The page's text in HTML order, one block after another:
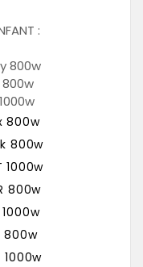
:
800w
800w
800w
1000w
800w
800w
1000w